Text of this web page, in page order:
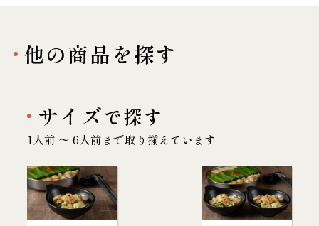
他の商品を探す
サイズで探す
1人前 〜 6人前まで取り揃えています